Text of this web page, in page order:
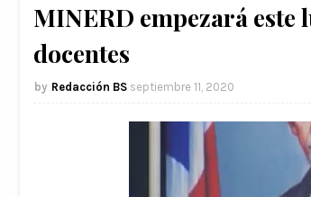
MINERD empezará este
docentes
Redacción BS septiembre 11, 2020